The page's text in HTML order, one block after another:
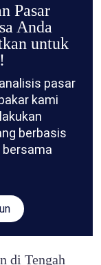
Pasar
Anda
untuk
pasar
kami
berbasis
di Tengah